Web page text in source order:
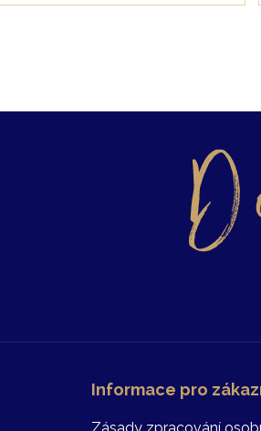
Informace pro